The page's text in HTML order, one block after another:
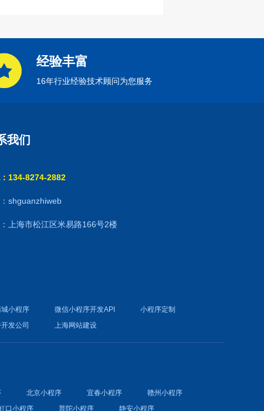
经验丰富
16年行业经验技术顾问为您服务
我们
134-8274-2882
shguanzhiweb
上海市松江区米易路166号2楼
城小程序 微信小程序开发API
小程序定制
发公司 上海网站建设
北京小程序 宜春小程序
赣州小程序
口小程序 普陀小程序 静安小程序